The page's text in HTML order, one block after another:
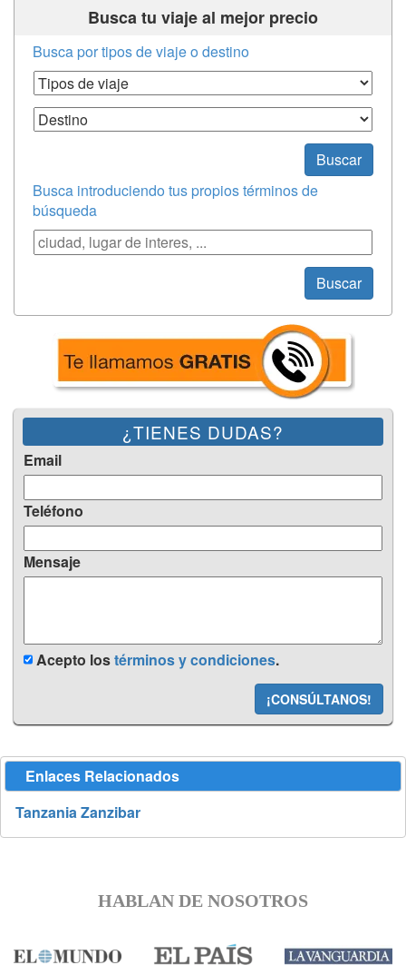
Busca tu viaje al mejor precio
Busca por tipos de viaje o destino
Tipos de Viaje
Destino
Buscar
Busca introduciendo tus propios términos de
búsqueda
Búsqueda
Buscar
¿TIENES DUDAS?
Email
Teléfono
Mensaje
Acepto lostérminos y condiciones.
¡CONSÚLTANOS!
Enlaces Relacionados
Tanzania Zanzibar
HABLAN DE NOSOTROS